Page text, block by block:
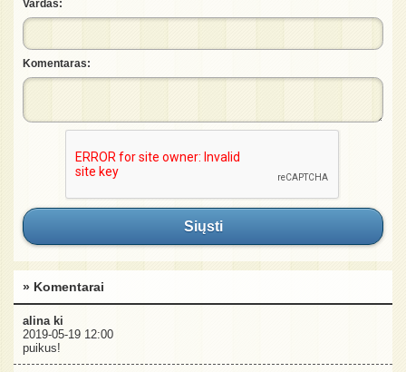
Vardas:
Komentaras:
Siųsti
» Komentarai
alina ki
2019-05-19 12:00
puikus!